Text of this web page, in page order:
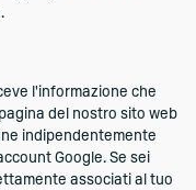
l'informazione che
del nostro sito web
indipendentemente
Google. Se sei
associati al tuo